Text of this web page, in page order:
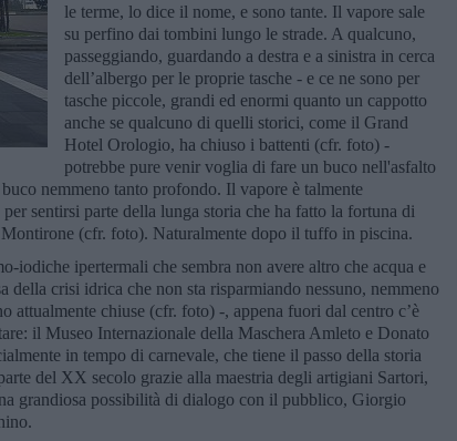
le terme, lo dice il nome, e sono tante. Il vapore sale
su perfino dai tombini lungo le strade. A qualcuno,
passeggiando, guardando a destra e a sinistra in cerca
dell’albergo per le proprie tasche - e ce ne sono per
tasche piccole, grandi ed enormi quanto un cappotto
anche se qualcuno di quelli storici, come il Grand
Hotel Orologio, ha chiuso i battenti (cfr. foto) -
potrebbe pure venir voglia di fare un buco nell'asfalto
nemmeno tanto profondo. Il vapore è talmente
sentirsi parte della lunga storia che ha fatto la fortuna di
(cfr. foto). Naturalmente dopo il tuffo in piscina.
iodiche ipertermali che sembra non avere altro che acqua e
della crisi idrica che non sta risparmiando nessuno, nemmeno
attualmente chiuse (cfr. foto) -, appena fuori dal centro c’è
il Museo Internazionale della Maschera Amleto e Donato
in tempo di carnevale, che tiene il passo della storia
del XX secolo grazie alla maestria degli artigiani Sartori,
grandiosa possibilità di dialogo con il pubblico, Giorgio